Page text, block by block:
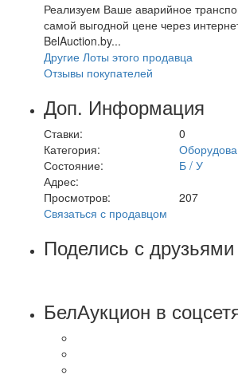
Реализуем Ваше аварийное
самой выгодной цене через
BelAuction.by...
Другие Лоты этого продавца
Отзывы покупателей
Доп. Информация
Ставки:
0
Категория:
Состояние:
Б / У
Адрес:
Просмотров:
207
Связаться с продавцом
Поделись с друзьями
БелАукцион в